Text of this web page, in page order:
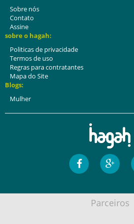
Sobre nós
Contato
Assine
sobre o hagah:
Politicas de privacidade
Termos de uso
Regras para contratantes
Mapa do Site
Blogs:
Mulher
Parceiros